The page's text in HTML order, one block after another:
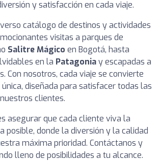
y satisfacción en cada viaje.
catálogo de destinos y actividades
visitas a parques de
Salitre Mágico en Bogotá, hasta
en la Patagoniay escapadas a
Con nosotros, cada viaje se convierte
diseñada para satisfacer todas las
clientes.
asegurar que cada cliente viva la
posible, donde la diversión y la calidad
máxima prioridad. Contáctanos y
lleno de posibilidades a tu alcance.